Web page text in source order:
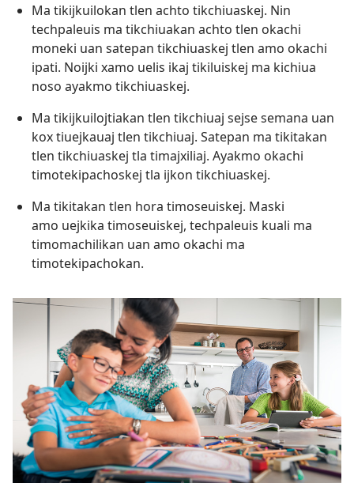
Ma tikijkuilokan tlen achto tikchiuaskej. Nin
techpaleuis ma tikchiuakan achto tlen okachi
moneki uan satepan tikchiuaskej tlen amo okachi
ipati. Noijki xamo uelis ikaj tikiluiskej ma kichiua
noso ayakmo tikchiuaskej.
Ma tikijkuilojtiakan tlen tikchiuaj sejse semana uan
kox tiuejkauaj tlen tikchiuaj. Satepan ma tikitakan
tlen tikchiuaskej tla timajxiliaj. Ayakmo okachi
timotekipachoskej tla ijkon tikchiuaskej.
Ma tikitakan tlen hora timoseuiskej. Maski
amo uejkika timoseuiskej, techpaleuis kuali ma
timomachilikan uan amo okachi ma
timotekipachokan.